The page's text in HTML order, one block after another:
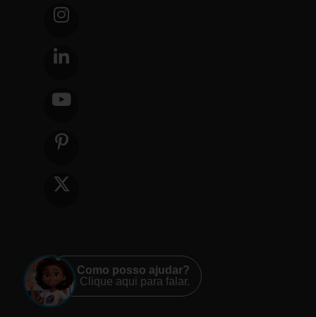
Como posso ajudar?
Clique aqui para falar.